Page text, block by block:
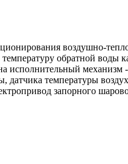
воздушно-
обратной воды
исполнительный механизм
температуры
запорного